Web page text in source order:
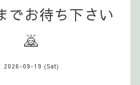
でお待ち下さい
🙇
2026-09-19 (Sat)